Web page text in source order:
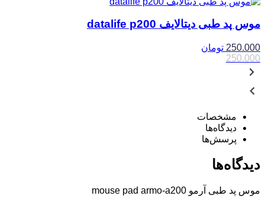
موس پد طبی دیتالایف datalife p200
250.000 تومان
250.000
مشخصات
دیدگاه‌ها
پرسش‌ها
دیدگاه‌ها
موس پد طبی آرمو mouse pad armo-a200